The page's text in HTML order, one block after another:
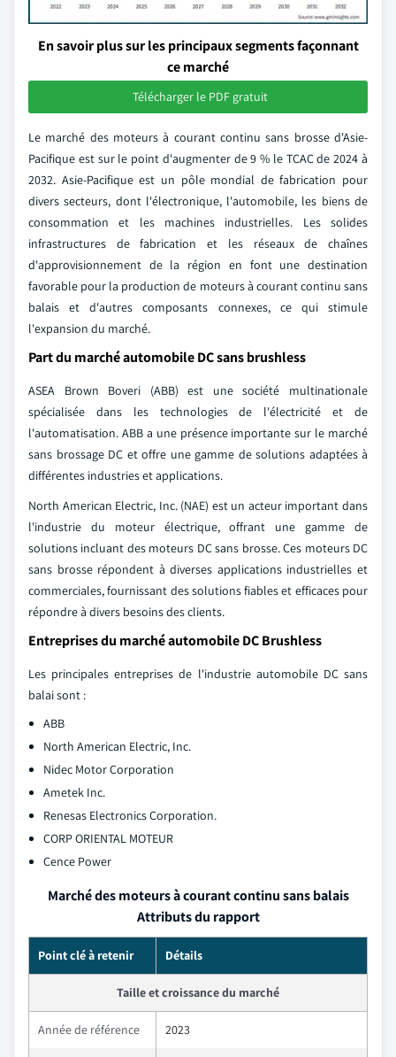
En savoir plus sur les principaux segments façonnant
ce marché
Télécharger le PDF gratuit
Le marché des moteurs à courant continu sans brosse d'Asie-
Pacifique est sur le point d'augmenter de 9 % le TCAC de 2024 à
2032. Asie-Pacifique est un pôle mondial de fabrication pour
divers secteurs, dont l'électronique, l'automobile, les biens de
consommation et les machines industrielles. Les solides
infrastructures de fabrication et les réseaux de chaînes
d'approvisionnement de la région en font une destination
favorable pour la production de moteurs à courant continu sans
balais et d'autres composants connexes, ce qui stimule
l'expansion du marché.
Part du marché automobile DC sans brushless
ASEA Brown Boveri (ABB) est une société multinationale
spécialisée dans les technologies de l'électricité et de
l'automatisation. ABB a une présence importante sur le marché
sans brossage DC et offre une gamme de solutions adaptées à
différentes industries et applications.
North American Electric, Inc. (NAE) est un acteur important dans
l'industrie du moteur électrique, offrant une gamme de
solutions incluant des moteurs DC sans brosse. Ces moteurs DC
sans brosse répondent à diverses applications industrielles et
commerciales, fournissant des solutions fiables et efficaces pour
répondre à divers besoins des clients.
Entreprises du marché automobile DC Brushless
Les principales entreprises de l'industrie automobile DC sans
balai sont :
ABB
North American Electric, Inc.
Nidec Motor Corporation
Ametek Inc.
Renesas Electronics Corporation.
CORP ORIENTAL MOTEUR
Cence Power
Marché des moteurs à courant continu sans balais
Attributs du rapport
Point clé à retenir Détails
Taille et croissance du marché
Année de référence 2023